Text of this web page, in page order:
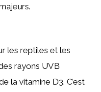
les reptiles et les
rayons UVB
la vitamine D3. C’est